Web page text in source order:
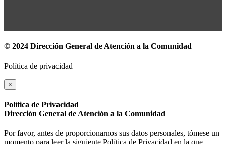
© 2024 Dirección General de Atención a la Comunidad
Política de privacidad
×
Política de Privacidad
Dirección General de Atención a la Comunidad
Por favor, antes de proporcionarnos sus datos personales, tómese un